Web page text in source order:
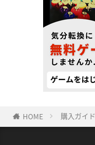
HOME 購入ガイド